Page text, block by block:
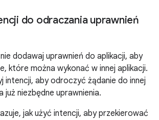
do odraczania uprawnień
dodawaj uprawnień do aplikacji, aby
które można wykonać w innej aplikacji.
intencji, aby odroczyć żądanie do innej
już niezbędne uprawnienia.
jak użyć intencji, aby przekierować